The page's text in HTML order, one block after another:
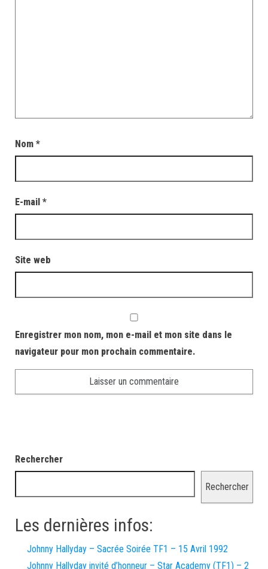
Nom *
E-mail *
Site web
Enregistrer mon nom, mon e-mail et mon site dans le
navigateur pour mon prochain commentaire.
Rechercher
Rechercher
Les dernières infos:
Johnny Hallyday – Sacrée Soirée TF1 – 15 Avril 1992
Johnny Hallyday invité d’honneur – Star Academy (TF1) – 2